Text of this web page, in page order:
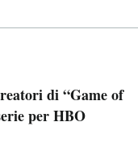
di “Game of
per HBO